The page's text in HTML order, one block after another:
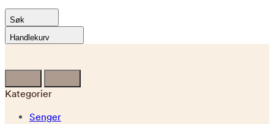
Søk
Handlekurv
Kategorier
Senger